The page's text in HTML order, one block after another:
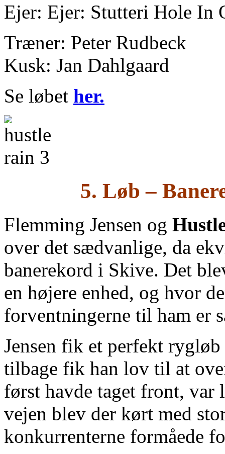
Ejer: Ejer: Stutteri Hole In
Træner: Peter Rudbeck
Kusk: Jan Dahlgaard
Se løbet her.
5. Løb –
Flemming Jensen og
over det sædvanlige, da
banerekord i Skive. Det
en højere enhed, og hvor
forventningerne til ham er
Jensen fik et perfekt
tilbage fik han lov til at
først havde taget front, var
vejen blev der kørt med
konkurrenterne formåede